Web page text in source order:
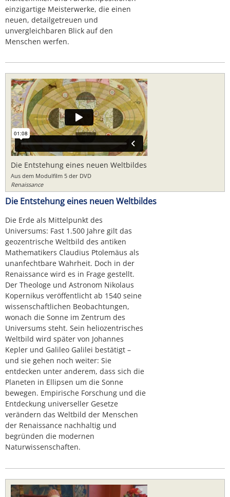
einzigartige Meisterwerke, die einen
neuen, detailgetreuen und
unvergleichbaren Blick auf den
Menschen werfen.
Die Entstehung eines neuen Weltbildes
Aus dem Modulfilm 5 der DVD
Renaissance
Die Entstehung eines neuen Weltbildes
Die Erde als Mittelpunkt des
Universums: Fast 1.500 Jahre gilt das
geozentrische Weltbild des antiken
Mathematikers Claudius Ptolemäus als
unanfechtbare Wahrheit. Doch in der
Renaissance wird es in Frage gestellt.
Der Theologe und Astronom Nikolaus
Kopernikus veröffentlicht ab 1540 seine
wissenschaftlichen Beobachtungen,
wonach die Sonne im Zentrum des
Universums steht. Sein heliozentrisches
Weltbild wird später von Johannes
Kepler und Galileo Galilei bestätigt –
und sie gehen noch weiter: Sie
entdecken unter anderem, dass sich die
Planeten in Ellipsen um die Sonne
bewegen. Empirische Forschung und die
Entdeckung universeller Gesetze
verändern das Weltbild der Menschen
der Renaissance nachhaltig und
begründen die modernen
Naturwissenschaften.